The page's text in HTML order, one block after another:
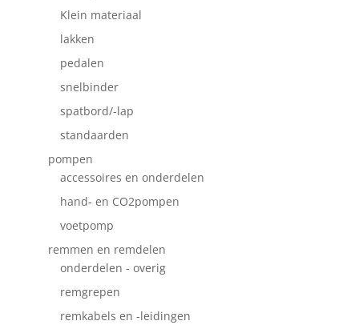
Klein materiaal
lakken
pedalen
snelbinder
spatbord/-lap
standaarden
pompen
accessoires en onderdelen
hand- en CO2pompen
voetpomp
remmen en remdelen
onderdelen - overig
remgrepen
remkabels en -leidingen